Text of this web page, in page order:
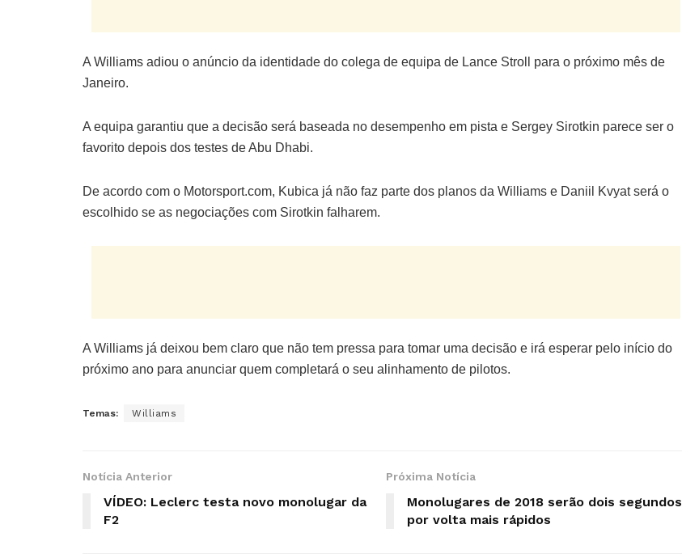
A Williams adiou o anúncio da identidade do colega de equipa de Lance Stroll para o próximo mês de
Janeiro.
A equipa garantiu que a decisão será baseada no desempenho em pista e Sergey Sirotkin parece ser o
favorito depois dos testes de Abu Dhabi.
De acordo com o Motorsport.com, Kubica já não faz parte dos planos da Williams e Daniil Kvyat será o
escolhido se as negociações com Sirotkin falharem.
A Williams já deixou bem claro que não tem pressa para tomar uma decisão e irá esperar pelo início do
próximo ano para anunciar quem completará o seu alinhamento de pilotos.
Temas: Williams
Notícia Anterior
VÍDEO: Leclerc testa novo monolugar da
F2
Próxima Notícia
Monolugares de 2018 serão dois segundos
por volta mais rápidos